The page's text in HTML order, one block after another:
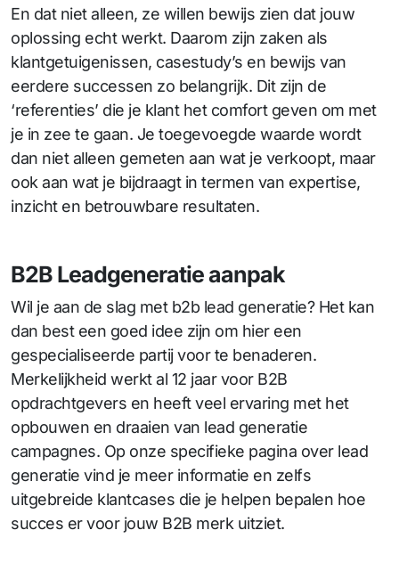
En dat niet alleen, ze willen bewijs zien dat jouw
oplossing echt werkt. Daarom zijn zaken als
klantgetuigenissen, casestudy’s en bewijs van
eerdere successen zo belangrijk. Dit zijn de
‘referenties’ die je klant het comfort geven om met
je in zee te gaan. Je toegevoegde waarde wordt
dan niet alleen gemeten aan wat je verkoopt, maar
ook aan wat je bijdraagt in termen van expertise,
inzicht en betrouwbare resultaten.
B2B Leadgeneratie aanpak
Wil je aan de slag met b2b lead generatie? Het kan
dan best een goed idee zijn om hier een
gespecialiseerde partij voor te benaderen.
Merkelijkheid werkt al 12 jaar voor B2B
opdrachtgevers en heeft veel ervaring met het
opbouwen en draaien van lead generatie
campagnes. Op onze specifieke pagina over lead
generatie vind je meer informatie en zelfs
uitgebreide klantcases die je helpen bepalen hoe
succes er voor jouw B2B merk uitziet.